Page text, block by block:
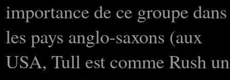
importance de ce groupe dans
les pays anglo-saxons (aux
USA, Tull est comme Rush un